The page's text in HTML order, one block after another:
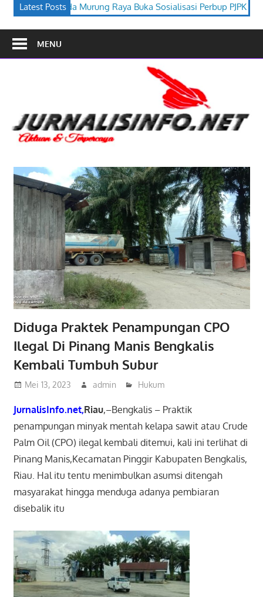
Latest Posts
Buka Sosialisasi Perbup PJPK 2026–2030 Festival Budaya
MENU
Diduga Praktek Penampungan CPO
Ilegal Di Pinang Manis Bengkalis
Kembali Tumbuh Subur
Mei 13, 2023 admin Hukum
JurnalisInfo.net,Riau,–Bengkalis – Praktik
penampungan minyak mentah kelapa sawit atau Crude
Palm Oil (CPO) ilegal kembali ditemui, kali ini terlihat di
Pinang Manis,Kecamatan Pinggir Kabupaten Bengkalis,
Riau. Hal itu tentu menimbulkan asumsi ditengah
masyarakat hingga menduga adanya pembiaran
disebalik itu